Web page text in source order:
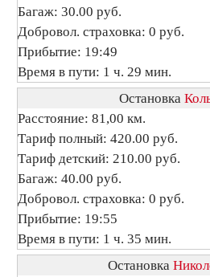
Багаж: 30.00 руб.
Добровол. страховка: 0 руб.
Прибытие: 19:49
Время в пути: 1 ч. 29 мин.
Остановка
Расстояние: 81,00 км.
Тариф полный: 420.00 руб.
Тариф детский: 210.00 руб.
Багаж: 40.00 руб.
Добровол. страховка: 0 руб.
Прибытие: 19:55
Время в пути: 1 ч. 35 мин.
Остановка